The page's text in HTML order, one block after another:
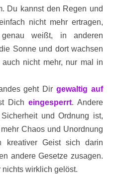
Du kannst den Regen und
nicht mehr ertragen,
weißt, in anderen
Sonne und dort wachsen
nicht mehr, nur mal in
geht Dirgewaltig auf
Dich eingesperrt. Andere
und Ordnung ist,
Chaos und Unordnung
kreativer Geist sich darin
andere Gesetze zusagen.
wirklich gelöst.